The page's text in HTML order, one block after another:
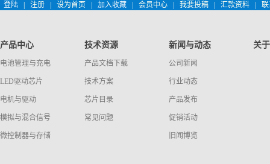
登陆 注册 设为首页 加入收藏 会员中心 我要投稿 汇款资料
产品中心
电池管理与充电
LED驱动芯片
电机与驱动
模拟与混合信号
微控制器与存储
技术资源
产品文档下载
技术方案
芯片目录
常见问题
新闻与动态
公司新闻
行业动态
产品发布
促销活动
旧闻博览
关